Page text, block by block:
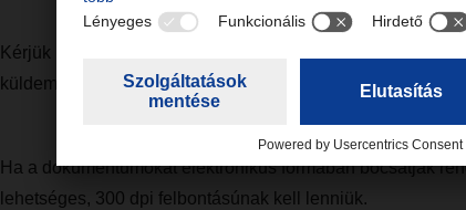
Kérjük ügyeljenek a megadott adatok minőségére, a
küldeménnyel fizikailag is.
Ha a dokumentumokat elektronikus formában bocsátják
lehetséges, 300 dpi felbontásúnak kell lenniük.